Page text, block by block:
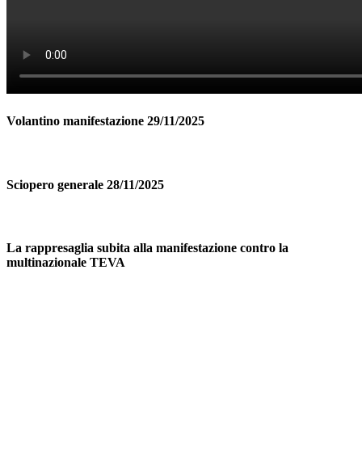
Volantino manifestazione 29/11/2025
Sciopero generale 28/11/2025
La rappresaglia subita alla manifestazione contro la
multinazionale TEVA